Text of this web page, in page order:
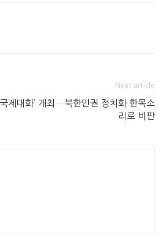
Next article
제대화’ 개최…북한인권 정치화 한목소
리로 비판